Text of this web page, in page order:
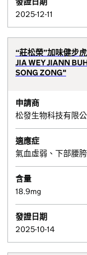
2025-12-11
“莊松榮”加味健步
JIA WEY JIANN
SONG ZONG"
申請商
松發生物科技有限
適應症
氣血虛弱、下部腰
含量
18.9mg
發證日期
2025-10-14